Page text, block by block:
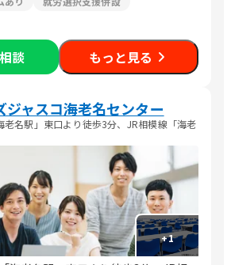
談 もっと見る
ジャスコ海老名センター
老名駅」東口より徒歩3分、JR相模線「海老
+1